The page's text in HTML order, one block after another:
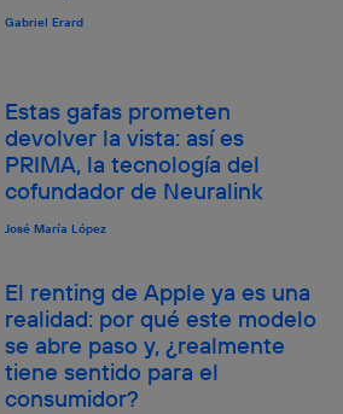
Gabriel Erard
Estas gafas prometen
devolver la vista: así es
PRIMA, la tecnología del
cofundador de Neuralink
José María López
El renting de Apple ya es una
realidad: por qué este modelo
se abre paso y, ¿realmente
tiene sentido para el
consumidor?